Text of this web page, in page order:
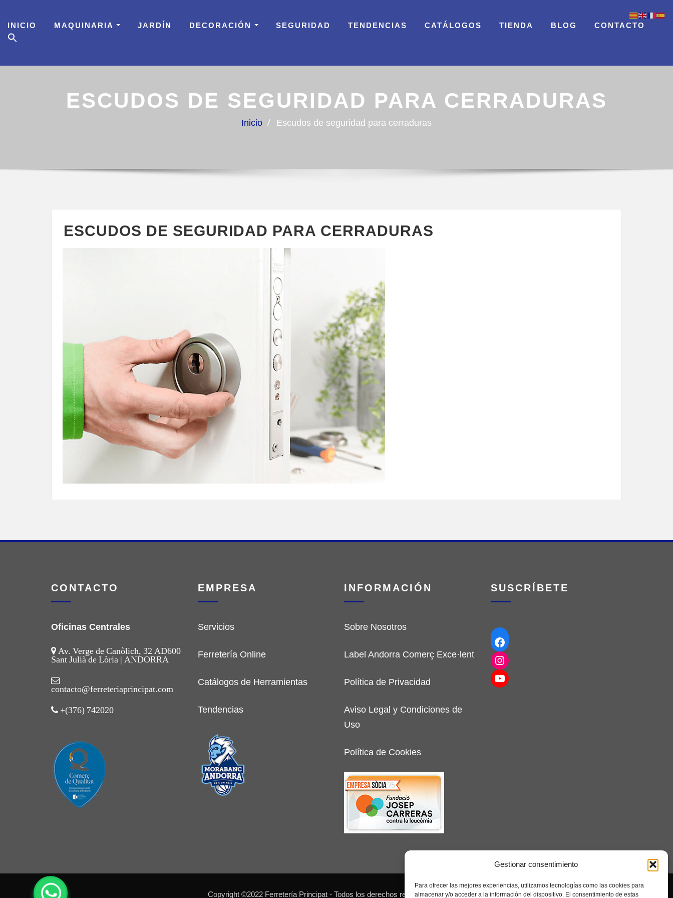
Gestionar consentimiento
Para ofrecer las mejores experiencias, utilizamos tecnologías como las cookies para
almacenar y/o acceder a la información del dispositivo. El consentimiento de estas
content
INICIO MAQUINARIA JARDÍN DECORACIÓN SEGURIDAD TENDENCIAS CATÁLOGOS TIENDA BLOG CONTACTO
ESCUDOS DE SEGURIDAD PARA CERRADURAS
Inicio Escudos de seguridad para cerraduras
ESCUDOS DE SEGURIDAD PARA CERRADURAS
CONTACTO
Oficinas Centrales
Av. Verge de Canòlich, 32 AD600
Sant Julià de Lòria | ANDORRA
contacto@ferreteriaprincipat.com
+(376) 742020
EMPRESA
Servicios
Ferretería Online
Catálogos de Herramientas
Tendencias
INFORMACIÓN
Sobre Nosotros
Label Andorra Comerç Exce·lent
Política de Privacidad
Aviso Legal y Condiciones de
Uso
Política de Cookies
SUSCRÍBETE
Facebook
Instagram
YouTube
Copyright ©2022 Ferretería Principat - Todos los derechos reservados - Seolab